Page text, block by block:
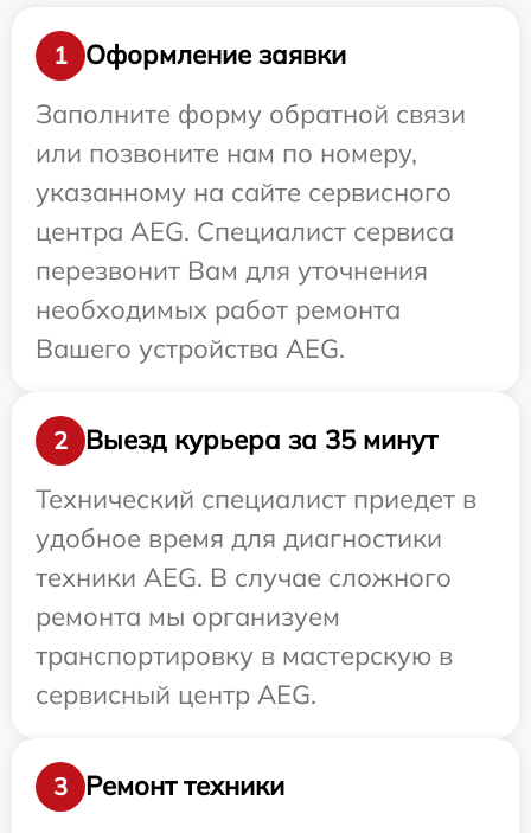
1
Оформление заявки
Заполните форму обратной связи
или позвоните нам по номеру,
указанному на сайте сервисного
центра AEG. Специалист сервиса
перезвонит Вам для уточнения
необходимых работ ремонта
Вашего устройства AEG.
2
Выезд курьера за 35 минут
Технический специалист приедет в
удобное время для диагностики
техники AEG. В случае сложного
ремонта мы организуем
транспортировку в мастерскую в
сервисный центр AEG.
3
Ремонт техники